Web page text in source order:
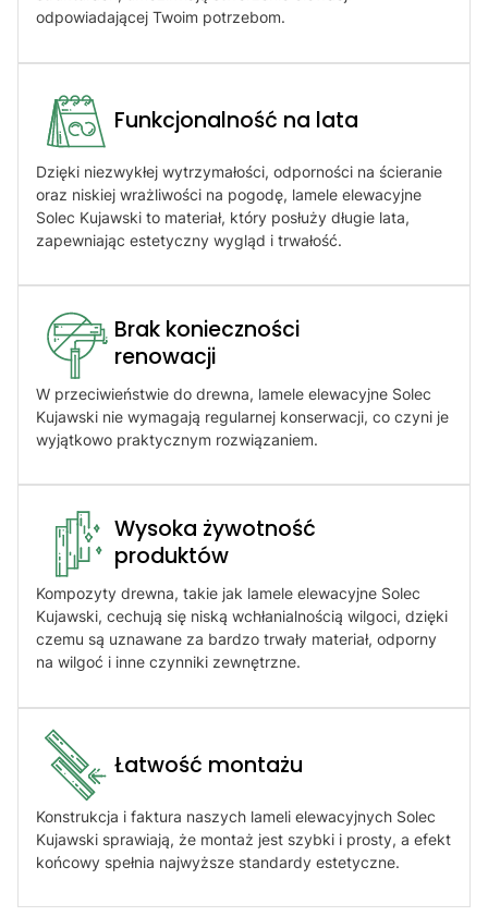
odpowiadającej Twoim potrzebom.
Funkcjonalność na lata
Dzięki niezwykłej wytrzymałości, odporności na ścieranie
oraz niskiej wrażliwości na pogodę, lamele elewacyjne
Solec Kujawski to materiał, który posłuży długie lata,
zapewniając estetyczny wygląd i trwałość.
Brak konieczności
renowacji​
W przeciwieństwie do drewna, lamele elewacyjne Solec
Kujawski nie wymagają regularnej konserwacji, co czyni je
wyjątkowo praktycznym rozwiązaniem.
Wysoka żywotność
produktów​
Kompozyty drewna, takie jak lamele elewacyjne Solec
Kujawski, cechują się niską wchłanialnością wilgoci, dzięki
czemu są uznawane za bardzo trwały materiał, odporny
na wilgoć i inne czynniki zewnętrzne.
Łatwość montażu​
Konstrukcja i faktura naszych lameli elewacyjnych Solec
Kujawski sprawiają, że montaż jest szybki i prosty, a efekt
końcowy spełnia najwyższe standardy estetyczne.